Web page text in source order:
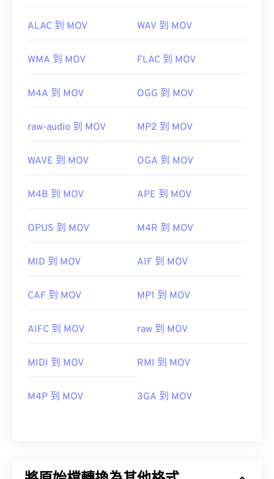
ALAC 到 MOV WAV 到 MOV
WMA 到 MOV FLAC 到 MOV
M4A 到 MOV OGG 到 MOV
raw-audio 到 MOV MP2 到 MOV
WAVE 到 MOV OGA 到 MOV
M4B 到 MOV APE 到 MOV
OPUS 到 MOV M4R 到 MOV
MID 到 MOV AIF 到 MOV
CAF 到 MOV MP1 到 MOV
AIFC 到 MOV raw 到 MOV
MIDI 到 MOV RMI 到 MOV
M4P 到 MOV 3GA 到 MOV